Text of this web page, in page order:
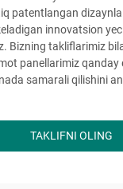
patentlangan
innovatsion
Bizning takliflarimiz
panellarimiz qanday
samarali qilishini
TAKLIFNI OLING